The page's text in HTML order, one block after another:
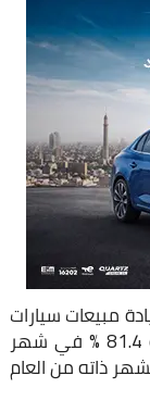
مبيعات سيارات
، بنسبة 81.4 % في شهر
ذاته من العام